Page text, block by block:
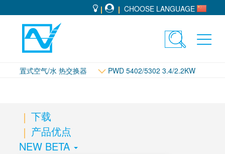
CHOOSE LANGUAGE
Toggle
顶置式空气/水 热交换器 PWD 5402/5302 3.4/2.2KW
下载
产品优点
NEW BETA